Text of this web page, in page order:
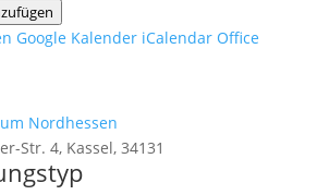
Google Kalender iCalendar Office
Nordhessen
Str. 4, Kassel, 34131